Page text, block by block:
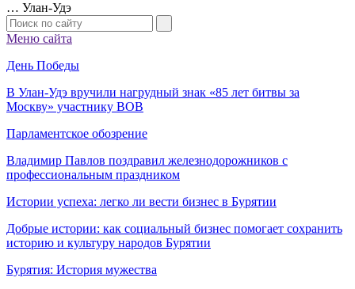
… Улан-Удэ
Меню сайта
День Победы
В Улан-Удэ вручили нагрудный знак «85 лет битвы за
Москву» участнику ВОВ
Парламентское обозрение
Владимир Павлов поздравил железнодорожников с
профессиональным праздником
Истории успеха: легко ли вести бизнес в Бурятии
Добрые истории: как социальный бизнес помогает сохранить
историю и культуру народов Бурятии
Бурятия: История мужества